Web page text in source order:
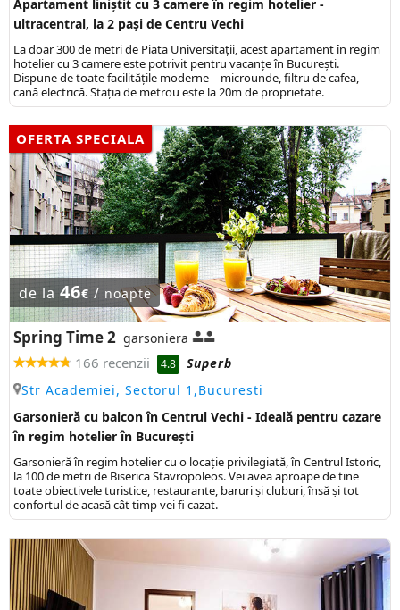
Apartament liniștit cu 3 camere în regim hotelier -
ultracentral, la 2 pași de Centru Vechi
La doar 300 de metri de Piata Universitații, acest apartament în regim
hotelier cu 3 camere este potrivit pentru vacanțe în București.
Dispune de toate facilitățile moderne – microunde, filtru de cafea,
cană electrică. Stația de metrou este la 20m de proprietate.
OFERTA SPECIALA
de la 46€ / noapte
Spring Time 2 garsoniera
166 recenzii 4.8
Superb
Str Academiei, Sectorul 1,Bucuresti
Garsonieră cu balcon în Centrul Vechi - Ideală pentru cazare
în regim hotelier în București
Garsonieră în regim hotelier cu o locație privilegiată, în Centrul Istoric,
la 100 de metri de Biserica Stavropoleos. Vei avea aproape de tine
toate obiectivele turistice, restaurante, baruri și cluburi, însă și tot
confortul de acasă cât timp vei fi cazat.